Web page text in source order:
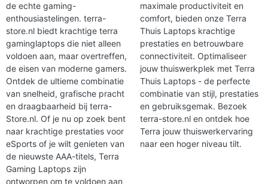
de echte gaming-
enthousiastelingen. terra-
store.nl biedt krachtige terra
gaminglaptops die niet alleen
voldoen aan, maar overtreffen,
de eisen van moderne gamers.
Ontdek de ultieme combinatie
van snelheid, grafische pracht
en draagbaarheid bij terra-
Store.nl. Of je nu op zoek bent
naar krachtige prestaties voor
eSports of je wilt genieten van
de nieuwste AAA-titels, Terra
Gaming Laptops zijn
ontworpen om te voldoen aan
maximale productiviteit en
comfort, bieden onze Terra
Thuis Laptops krachtige
prestaties en betrouwbare
connectiviteit. Optimaliseer
jouw thuiswerkplek met Terra
Thuis Laptops - de perfecte
combinatie van stijl, prestaties
en gebruiksgemak. Bezoek
terra-store.nl en ontdek hoe
Terra jouw thuiswerkervaring
naar een hoger niveau tilt.